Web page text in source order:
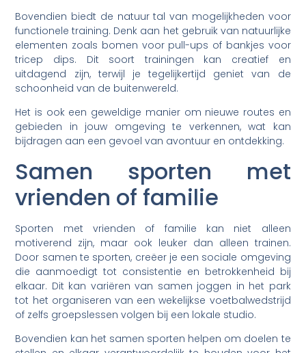
Bovendien biedt de natuur tal van mogelijkheden voor
functionele training. Denk aan het gebruik van natuurlijke
elementen zoals bomen voor pull-ups of bankjes voor
tricep dips. Dit soort trainingen kan creatief en
uitdagend zijn, terwijl je tegelijkertijd geniet van de
schoonheid van de buitenwereld.
Het is ook een geweldige manier om nieuwe routes en
gebieden in jouw omgeving te verkennen, wat kan
bijdragen aan een gevoel van avontuur en ontdekking.
Samen sporten met
vrienden of familie
Sporten met vrienden of familie kan niet alleen
motiverend zijn, maar ook leuker dan alleen trainen.
Door samen te sporten, creëer je een sociale omgeving
die aanmoedigt tot consistentie en betrokkenheid bij
elkaar. Dit kan variëren van samen joggen in het park
tot het organiseren van een wekelijkse voetbalwedstrijd
of zelfs groepslessen volgen bij een lokale studio.
Bovendien kan het samen sporten helpen om doelen te